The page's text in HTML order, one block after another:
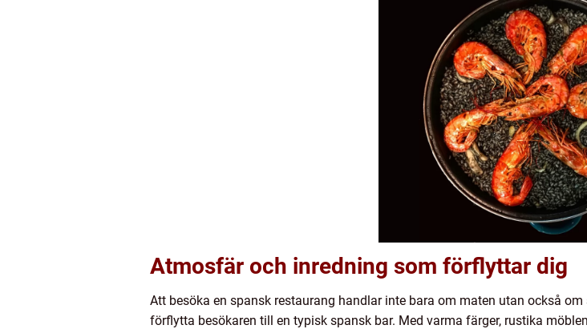
Atmosfär och inredning som förflyttar dig
Att besöka en spansk restaurang handlar inte bara om maten utan också
förflytta besökaren till en typisk spansk bar. Med varma färger, rustika